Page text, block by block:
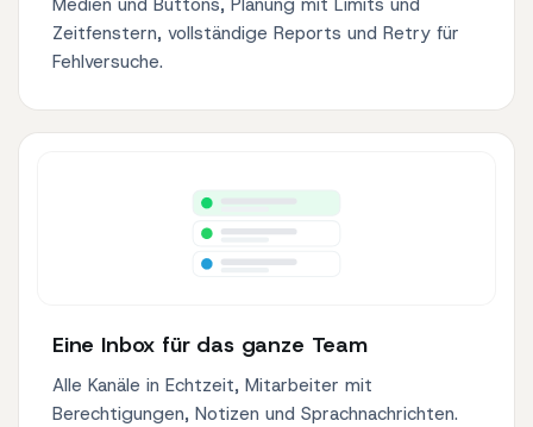
Medien und Buttons, Planung mit Limits und
Zeitfenstern, vollständige Reports und Retry für
Fehlversuche.
Eine Inbox für das ganze Team
Alle Kanäle in Echtzeit, Mitarbeiter mit
Berechtigungen, Notizen und Sprachnachrichten.